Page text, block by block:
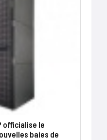
officialise le
baies de